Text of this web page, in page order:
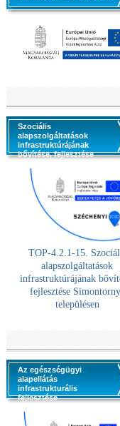
Szociális
alapszolgáltatások
infrastruktúrájának
bővítése, fejlesztése
TOP-4.2.1-15.
alapszolgáltatások
infrastruktúrájának
fejlesztése
településen
Az egészségügyi
alapellátás
infrastrukturális
fejlesztése